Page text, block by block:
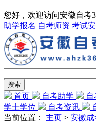
您好，欢迎访问安徽自考
助学报名 自考师资 考试
首页 自考助学 自
学士学位
自考资讯
当前位置： 主页 > 安徽成